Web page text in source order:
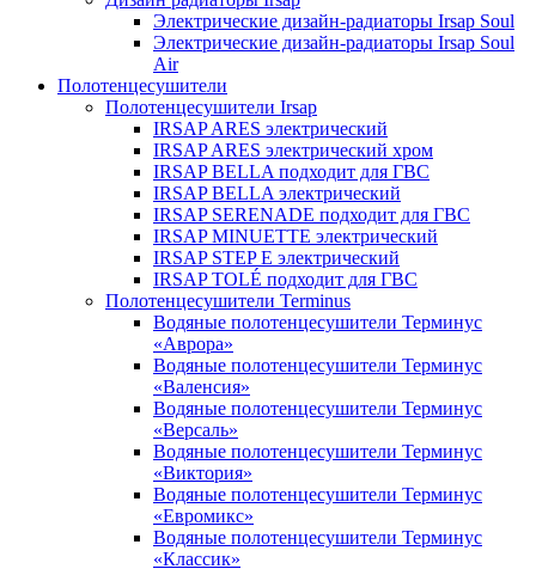
Электрические дизайн-радиаторы Irsap Soul
Электрические дизайн-радиаторы Irsap Soul
Air
Полотенцесушители
Полотенцесушители Irsap
IRSAP ARES электрический
IRSAP ARES электрический хром
IRSAP BELLA подходит для ГВС
IRSAP BELLA электрический
IRSAP SERENADE подходит для ГВС
IRSAP MINUETTE электрический
IRSAP STEP E электрический
IRSAP TOLÉ подходит для ГВС
Полотенцесушители Terminus
Водяные полотенцесушители Терминус
«Аврора»
Водяные полотенцесушители Терминус
«Валенсия»
Водяные полотенцесушители Терминус
«Версаль»
Водяные полотенцесушители Терминус
«Виктория»
Водяные полотенцесушители Терминус
«Евромикс»
Водяные полотенцесушители Терминус
«Классик»